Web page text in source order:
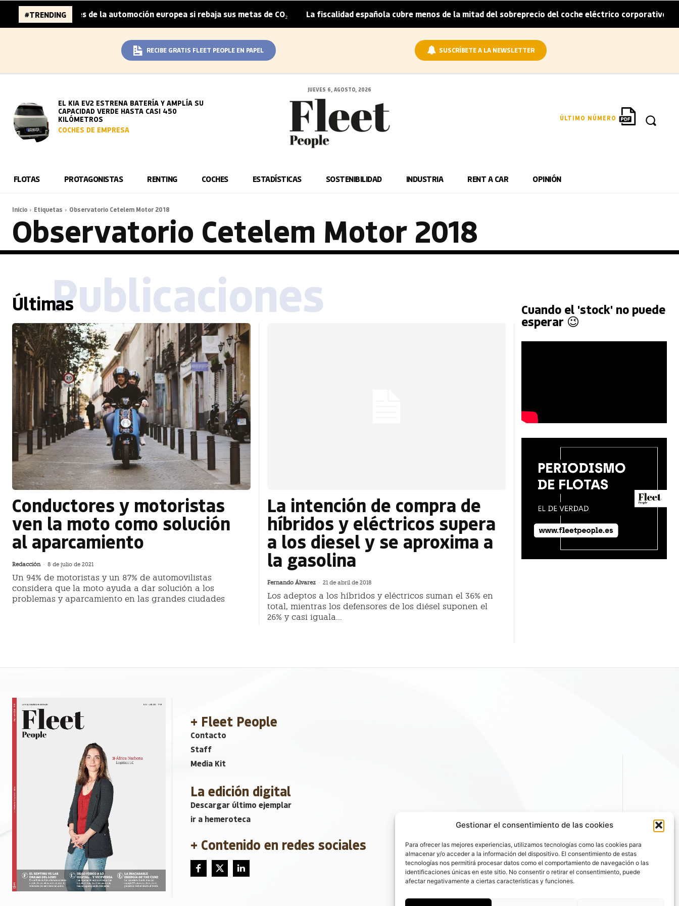
Gestionar el consentimiento de las cookies
Para ofrecer las mejores experiencias, utilizamos tecnologías como las cookies para
almacenar y/o acceder a la información del dispositivo. El consentimiento de estas
tecnologías nos permitirá procesar datos como el comportamiento de navegación o las
identificaciones únicas en este sitio. No consentir o retirar el consentimiento, puede
afectar negativamente a ciertas características y funciones.
#TRENDING
96.000 millones de la automoción europea si rebaja sus metas de CO₂ | La fiscalidad española cubre menos de la mitad del sobreprecio del coche eléctrico corporativo |
RECIBE GRATIS FLEET PEOPLE EN PAPEL SUSCRÍBETE A LA NEWSLETTER
EL KIA EV2 ESTRENA BATERÍA Y AMPLÍA SU
CAPACIDAD VERDE HASTA CASI 450
KILÓMETROS
COCHES DE EMPRESA
JUEVES 6, AGOSTO, 2026
ÚLTIMO NÚMERO
FLOTAS PROTAGONISTAS RENTING COCHES ESTADÍSTICAS SOSTENIBILIDAD INDUSTRIA RENT A CAR OPINIÓN
Inicio Etiquetas Observatorio Cetelem Motor 2018
Observatorio Cetelem Motor 2018
ÚltimasPublicaciones
Conductores y motoristas
ven la moto como solución
al aparcamiento
Redacción - 8 de julio de 2021
Un 94% de motoristas y un 87% de automovilistas
considera que la moto ayuda a dar solución a los
problemas y aparcamiento en las grandes ciudades
La intención de compra de
híbridos y eléctricos supera
a los diesel y se aproxima a
la gasolina
Fernando Álvarez - 21 de abril de 2018
Los adeptos a los híbridos y eléctricos suman el 36% en
total, mientras los defensores de los diésel suponen el
26% y casi iguala...
Cuando el 'stock' no puede
esperar 😉
+ Fleet People
Contacto
Staff
Media Kit
La edición digital
Descargar último ejemplar
ir a hemeroteca
+ Contenido en redes sociales